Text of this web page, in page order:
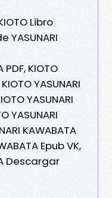
Libro
YASUNARI
PDF, KIOTO
YASUNARI
YASUNARI
YASUNARI
KAWABATA
Epub VK,
Descargar